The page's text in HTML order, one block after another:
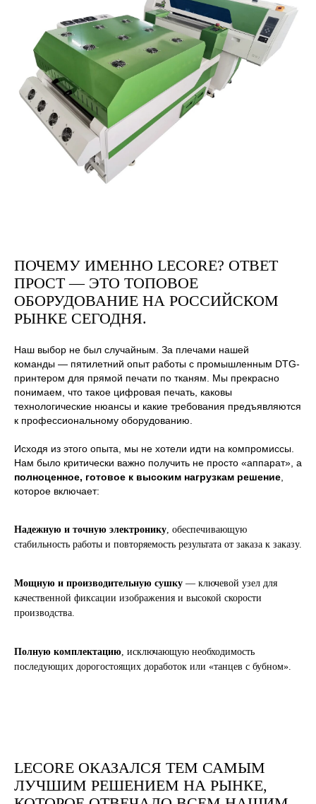
ПОЧЕМУ ИМЕННО LECORE? ОТВЕТ
ПРОСТ — ЭТО ТОПОВОЕ
ОБОРУДОВАНИЕ НА РОССИЙСКОМ
РЫНКЕ СЕГОДНЯ.
Наш выбор не был случайным. За плечами нашей
команды — пятилетний опыт работы с промышленным DTG-
принтером для прямой печати по тканям. Мы прекрасно
понимаем, что такое цифровая печать, каковы
технологические нюансы и какие требования предъявляются
к профессиональному оборудованию.
Исходя из этого опыта, мы не хотели идти на компромиссы.
Нам было критически важно получить не просто «аппарат», а
полноценное, готовое к высоким нагрузкам решение
которое включает:
Надежную и точную электронику , обеспечивающую
стабильность работы и повторяемость результата от заказа к заказу.
Мощную и производительную сушку — ключевой узел для
качественной фиксации изображения и высокой скорости
производства.
Полную комплектацию , исключающую необходимость
последующих дорогостоящих доработок или «танцев с бубном».
LECORE ОКАЗАЛСЯ ТЕМ САМЫМ
ЛУЧШИМ РЕШЕНИЕМ НА РЫНКЕ,
БЕСПЛАТНЫЙ ГАЙД
"ТОП 5 ОШИБОК ПРИ
ВЫБОРЕ DTF ПРИНТЕРА"
НА ПОЧТУ
Заполняя форму, вы даете согласие на